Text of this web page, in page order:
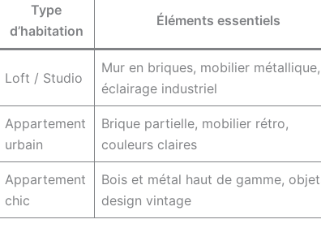
Type
d’habitation
Éléments essentiels
Loft / Studio
Mur en briques, mobilier métallique,
éclairage industriel
Appartement
urbain
Brique partielle, mobilier rétro,
couleurs claires
Appartement
chic
Bois et métal haut de gamme,
design vintage